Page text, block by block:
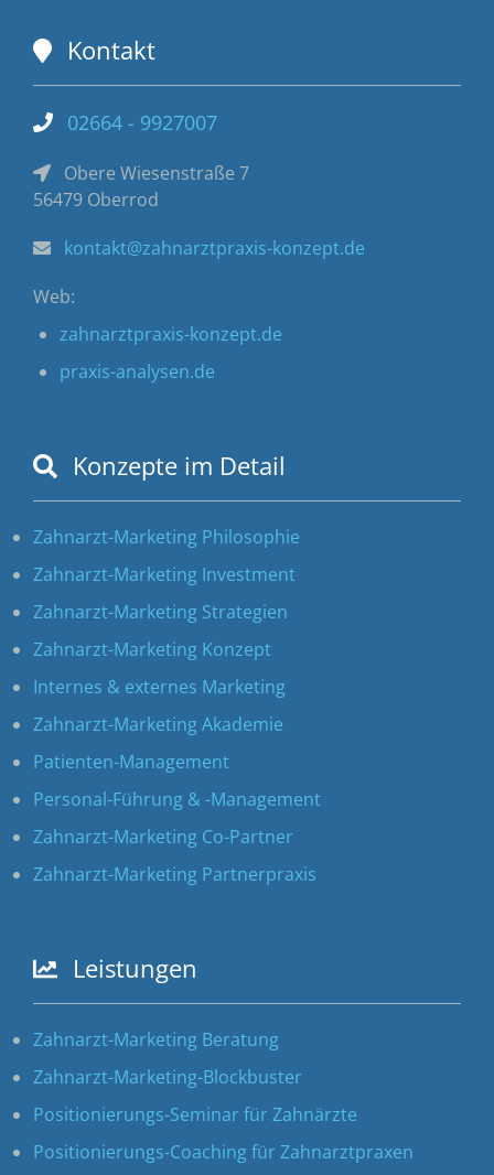
Kontakt
02664 - 9927007
Obere Wiesenstraße 7
56479 Oberrod
kontakt@zahnarztpraxis-konzept.de
Web:
zahnarztpraxis-konzept.de
praxis-analysen.de
Konzepte im Detail
Zahnarzt-Marketing Philosophie
Zahnarzt-Marketing Investment
Zahnarzt-Marketing Strategien
Zahnarzt-Marketing Konzept
Internes & externes Marketing
Zahnarzt-Marketing Akademie
Patienten-Management
Personal-Führung & -Management
Zahnarzt-Marketing Co-Partner
Zahnarzt-Marketing Partnerpraxis
Leistungen
Zahnarzt-Marketing Beratung
Zahnarzt-Marketing-Blockbuster
Positionierungs-Seminar für Zahnärzte
Positionierungs-Coaching für Zahnarztpraxen